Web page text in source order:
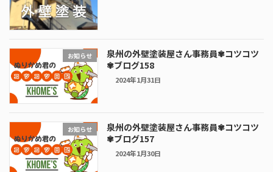
お知らせ
泉州の外壁塗装屋さん事務員✾コツコツ
✾ブログ158
2024年1月31日
お知らせ
泉州の外壁塗装屋さん事務員✾コツコツ
✾ブログ157
2024年1月30日